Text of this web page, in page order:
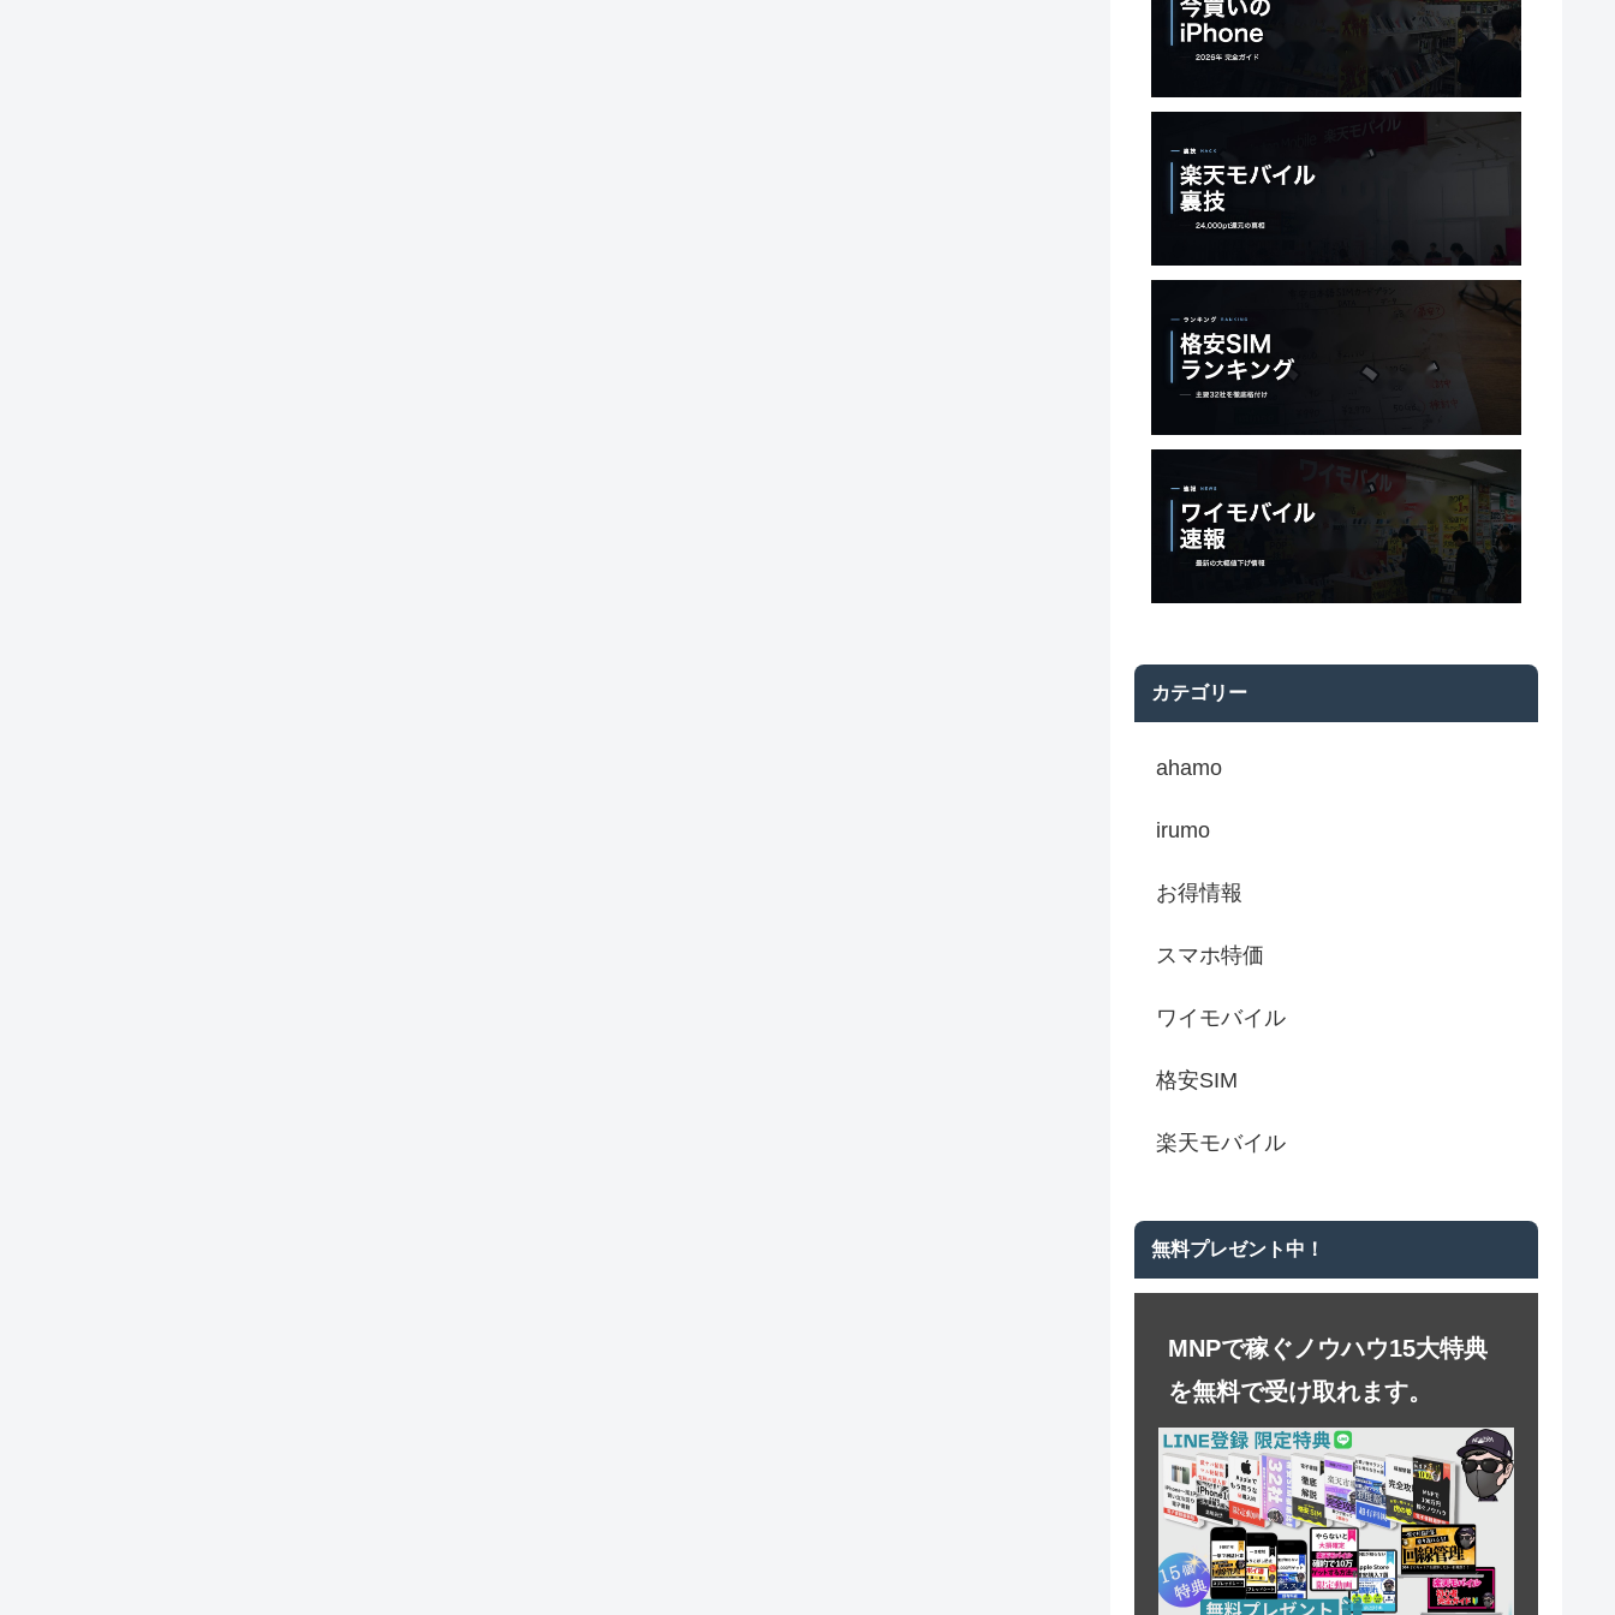
カテゴリー
ahamo
irumo
お得情報
スマホ特価
ワイモバイル
格安SIM
楽天モバイル
無料プレゼント中！
MNPで稼ぐノウハウ15大特典
を無料で受け取れます。